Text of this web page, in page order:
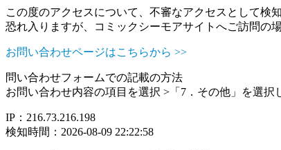
この度のアクセスについて、不審なアクセスとして検
恐れ入りますが、コミックシーモアサイトへご訪問の
お問い合わせページはこちらから >>
問い合わせフォームでの記載の方法
お問い合わせ内容の項目を選択 >「7．その他」を選
IP：216.73.216.198
検知時間：2026-08-09 22:22:58